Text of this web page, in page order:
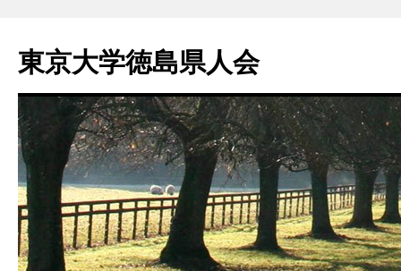
東京大学徳島県人会